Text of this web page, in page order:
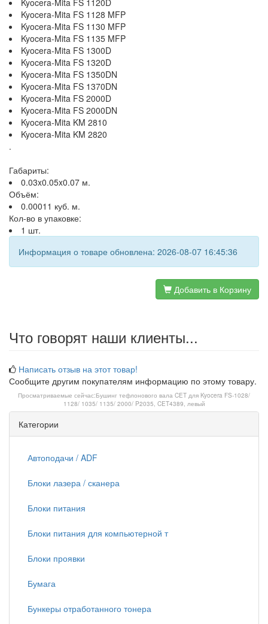
Kyocera-Mita FS 1120D
Kyocera-Mita FS 1128 MFP
Kyocera-Mita FS 1130 MFP
Kyocera-Mita FS 1135 MFP
Kyocera-Mita FS 1300D
Kyocera-Mita FS 1320D
Kyocera-Mita FS 1350DN
Kyocera-Mita FS 1370DN
Kyocera-Mita FS 2000D
Kyocera-Mita FS 2000DN
Kyocera-Mita KM 2810
Kyocera-Mita KM 2820
.
Габариты:
0.03x0.05x0.07 м.
Объём:
0.00011 куб. м.
Кол-во в упаковке:
1 шт.
Информация о товаре обновлена: 2026-08-07 16:45:36
Добавить в Корзину
Что говорят наши клиенты...
Написать отзыв на этот товар!
Сообщите другим покупателям информацию по этому товару.
Просматриваемые сейчас:Бушинг тефлонового вала CET для Kyocera FS-1028/
1128/ 1035/ 1135/ 2000/ P2035, CET4389, левый
Категории
Автоподачи / ADF
Блоки лазера / сканера
Блоки питания
Блоки питания для компьютерной т
Блоки проявки
Бумага
Бункеры отработанного тонера